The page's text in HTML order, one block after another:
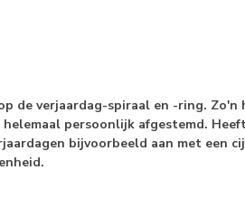
de verjaardag-spiraal en -ring.
persoonlijk afgestemd.
bijvoorbeeld aan met een